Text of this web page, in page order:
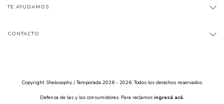
TE AYUDAMOS
CONTACTO
Copyright Shelosophy / Temporada 2026 - 2026. Todos los derechos reservados.
Defensa de las y los consumidores. Para reclamos ingresá acá.